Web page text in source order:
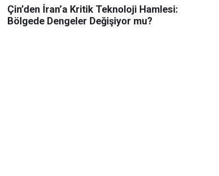
Çin’den İran’a Kritik Teknoloji Hamlesi:
Bölgede Dengeler Değişiyor mu?